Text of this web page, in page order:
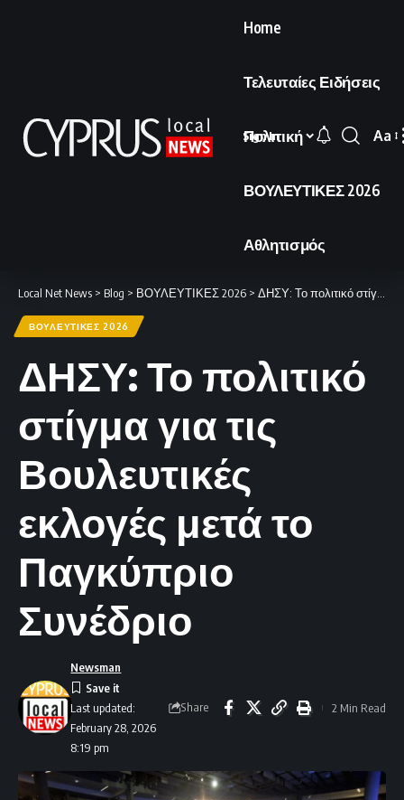
Home
Τελευταίες Ειδήσεις
Πολιτική
ΒΟΥΛΕΥΤΙΚΕΣ 2026
Αθλητισμός
Sign In
Font
Aa
Local Net News > Blog > ΒΟΥΛΕΥΤΙΚΕΣ 2026 > ΔΗΣΥ: Το πολιτικό στίγμα για τις Βουλευτικές εκλογές μετά το Παγκύπριο Συνέδριο
ΒΟΥΛΕΥΤΙΚΕΣ 2026
ΔΗΣΥ: Το πολιτικό
στίγμα για τις
Βουλευτικές
εκλογές μετά το
Παγκύπριο
Συνέδριο
Last updated:
February 28, 2026
8:19 pm
Newsman
Share 2 Min Read